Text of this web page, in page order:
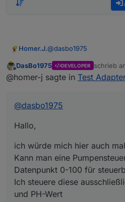
Homer.J.@dasbo1975
Hallo,
Datenpunkt 0-100 für
zum messen der Werte
Elektrolyse schaltet ab
läuft auf 30 %
40% usw.
genau so beim PH-Wert
schaltet zu.
Grüße und Danke im
Offline
DasBo1975 DEVELOPER schrieb
zuletzt
@homer-j sagte in Test
@dasbo1975
Hallo,
ich würde mich hier auch
Kann man eine
Datenpunkt 0-100 für
Ich steuere diese
und PH-Wert